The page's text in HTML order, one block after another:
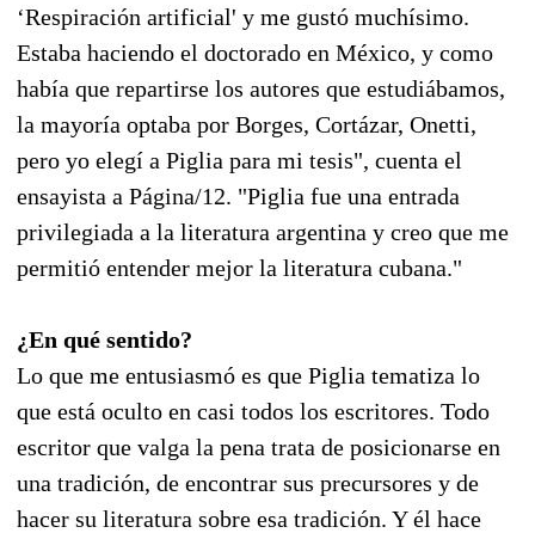
‘Respiración artificial' y me gustó muchísimo.
Estaba haciendo el doctorado en México, y como
había que repartirse los autores que estudiábamos,
la mayoría optaba por Borges, Cortázar, Onetti,
pero yo elegí a Piglia para mi tesis", cuenta el
ensayista a Página/12. "Piglia fue una entrada
privilegiada a la literatura argentina y creo que me
permitió entender mejor la literatura cubana."
¿En qué sentido?
Lo que me entusiasmó es que Piglia tematiza lo
que está oculto en casi todos los escritores. Todo
escritor que valga la pena trata de posicionarse en
una tradición, de encontrar sus precursores y de
hacer su literatura sobre esa tradición. Y él hace